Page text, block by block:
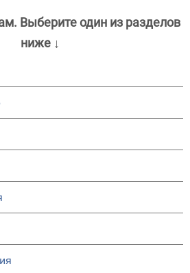
Выберите один из разделов
ниже ↓